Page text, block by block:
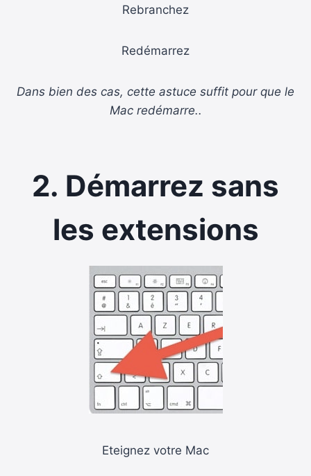
Rebranchez
Redémarrez
Dans bien des cas, cette astuce suffit pour que le
Mac redémarre..
2. Démarrez sans
les extensions
Eteignez votre Mac